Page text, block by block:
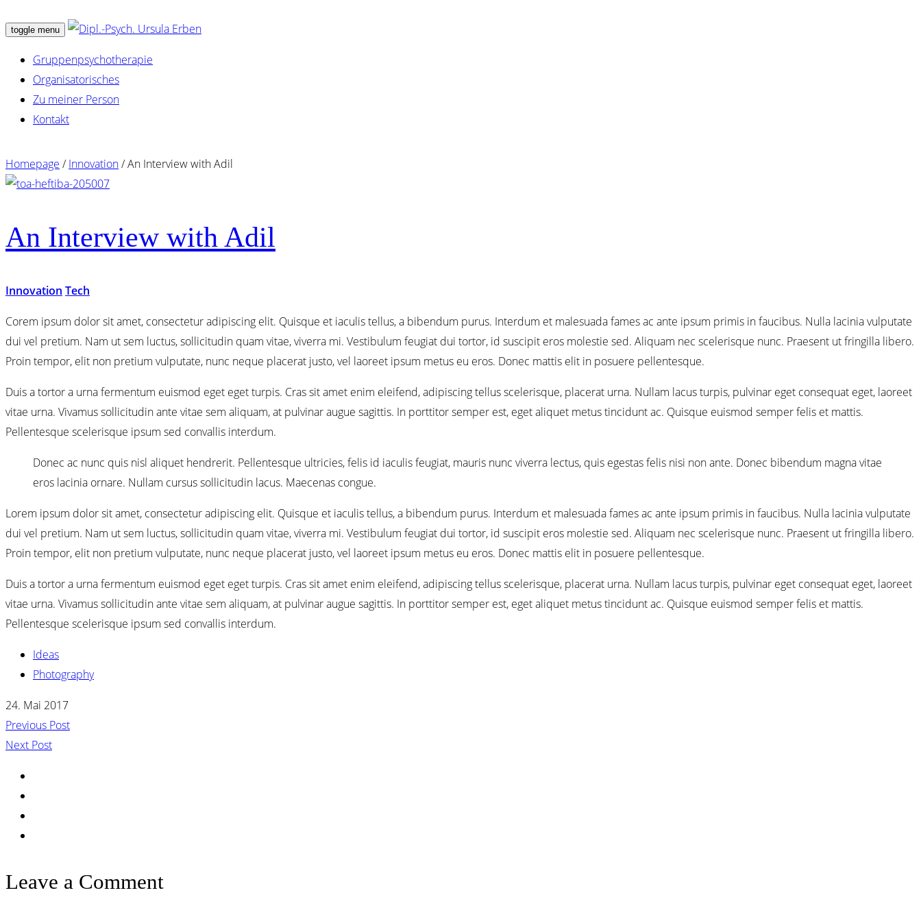
toggle menu
Gruppenpsychotherapie
Organisatorisches
Zu meiner Person
Kontakt
Homepage / Innovation/An Interview with Adil
An Interview with Adil
Innovation Tech
Corem ipsum dolor sit amet, consectetur adipiscing elit. Quisque et iaculis tellus, a bibendum purus. Interdum et malesuada fames ac ante ipsum primis in faucibus. Nulla lacinia vulputate
dui vel pretium. Nam ut sem luctus, sollicitudin quam vitae, viverra mi. Vestibulum feugiat dui tortor, id suscipit eros molestie sed. Aliquam nec scelerisque nunc. Praesent ut fringilla libero.
Proin tempor, elit non pretium vulputate, nunc neque placerat justo, vel laoreet ipsum metus eu eros. Donec mattis elit in posuere pellentesque.
Duis a tortor a urna fermentum euismod eget eget turpis. Cras sit amet enim eleifend, adipiscing tellus scelerisque, placerat urna. Nullam lacus turpis, pulvinar eget consequat eget, laoreet
vitae urna. Vivamus sollicitudin ante vitae sem aliquam, at pulvinar augue sagittis. In porttitor semper est, eget aliquet metus tincidunt ac. Quisque euismod semper felis et mattis.
Pellentesque scelerisque ipsum sed convallis interdum.
Donec ac nunc quis nisl aliquet hendrerit. Pellentesque ultricies, felis id iaculis feugiat, mauris nunc viverra lectus, quis egestas felis nisi non ante. Donec bibendum magna vitae
eros lacinia ornare. Nullam cursus sollicitudin lacus. Maecenas congue.
Lorem ipsum dolor sit amet, consectetur adipiscing elit. Quisque et iaculis tellus, a bibendum purus. Interdum et malesuada fames ac ante ipsum primis in faucibus. Nulla lacinia vulputate
dui vel pretium. Nam ut sem luctus, sollicitudin quam vitae, viverra mi. Vestibulum feugiat dui tortor, id suscipit eros molestie sed. Aliquam nec scelerisque nunc. Praesent ut fringilla libero.
Proin tempor, elit non pretium vulputate, nunc neque placerat justo, vel laoreet ipsum metus eu eros. Donec mattis elit in posuere pellentesque.
Duis a tortor a urna fermentum euismod eget eget turpis. Cras sit amet enim eleifend, adipiscing tellus scelerisque, placerat urna. Nullam lacus turpis, pulvinar eget consequat eget, laoreet
vitae urna. Vivamus sollicitudin ante vitae sem aliquam, at pulvinar augue sagittis. In porttitor semper est, eget aliquet metus tincidunt ac. Quisque euismod semper felis et mattis.
Pellentesque scelerisque ipsum sed convallis interdum.
Ideas
Photography
24. Mai 2017
Beitragsnavigation
Previous Post
Next Post
Leave a Comment